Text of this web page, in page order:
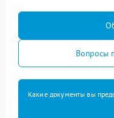
Вопросы
Какие документы вы